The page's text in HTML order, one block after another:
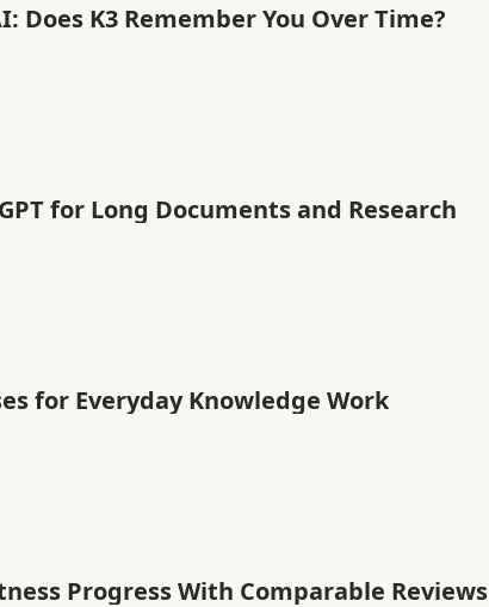
Does K3 Remember You Over Time?
for Long Documents and Research
for Everyday Knowledge Work
Progress With Comparable Reviews